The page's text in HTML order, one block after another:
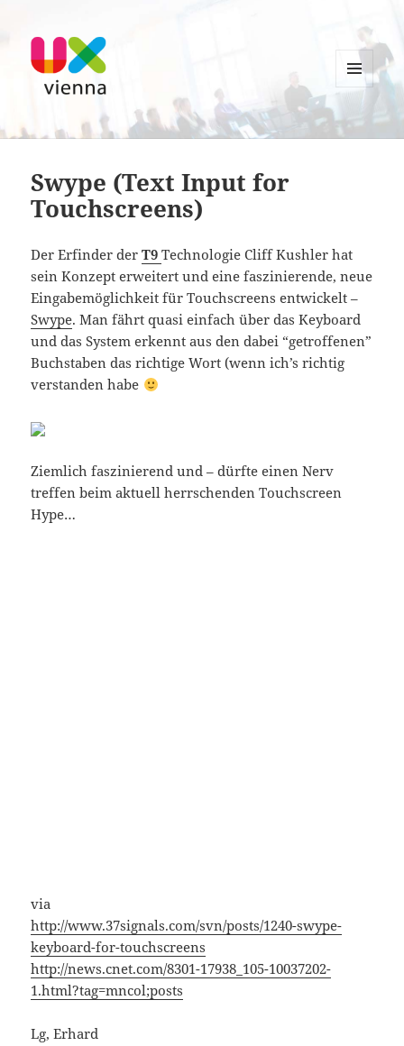
UXvienna
MENU
WIDGETS
Swype (Text Input for
Touchscreens)
Der Erfinder derT9 Technologie Cliff Kushler hat
sein Konzept erweitert und eine faszinierende, neue
Eingabemöglichkeit für Touchscreens entwickelt –
Swype. Man fährt quasi einfach über das Keyboard
und das System erkennt aus den dabei “getroffenen”
Buchstaben das richtige Wort (wenn ich’s richtig
verstanden habe
Ziemlich faszinierend und – dürfte einen Nerv
treffen beim aktuell herrschenden Touchscreen
Hype…
via
http://www.37signals.com/svn/posts/1240-swype-
keyboard-for-touchscreens
http://news.cnet.com/8301-17938_105-10037202-
1.html?tag=mncol;posts
Lg, Erhard